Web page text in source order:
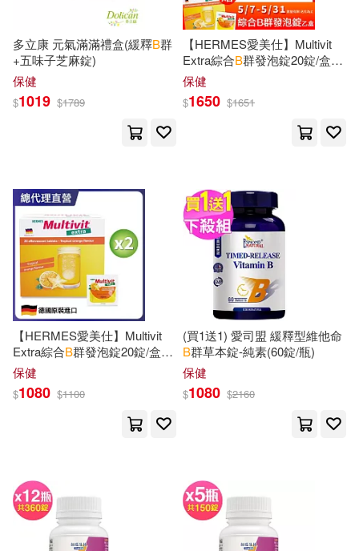
Publications(329)
Arthur B.(328) B. a.(328)
Collins(327)
B. S.(324) Susan B.(319)
George(318) Lewis(316)
Christie(313) Roberts(312)
Jeffrey B.(307)
Donald B.(301) Scott(300)
Natl Book Network(150)
Edwin Mellen Pr(139)
I B Tauris & Co Ltd(135)
Taylor & Francis(132)
Harlequin Books(129)
華泰文化(126)
Sage Pubns(124)
West Group(124)
Scholastic Library Pub(122)
多立康 元氣滿滿禮盒(緩釋B群
+五味子芝麻錠)
保健
$1019 $1789
【HERMES愛美仕】Multivit
Extra綜合B群發泡錠20錠/盒
X3(熱帶水果口味/無糖)
保健
$1650 $1651
【HERMES愛美仕】Multivit
Extra綜合B群發泡錠20錠/盒
X2(熱帶水果口味/無糖)
保健
$1080 $1100
(買1送1) 愛司盟 緩釋型維他命
B群草本錠-純素(60錠/瓶)
保健
$1080 $2160